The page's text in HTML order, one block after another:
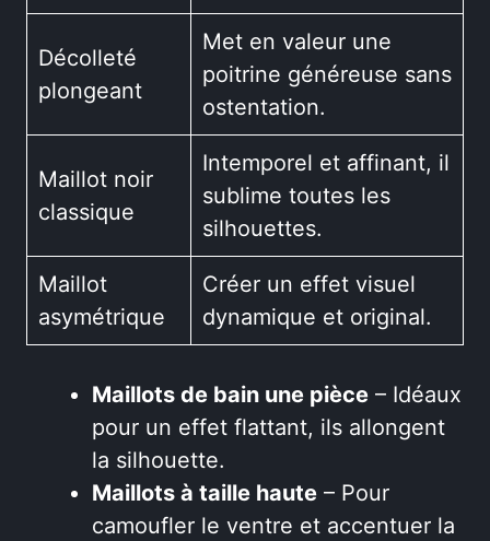
Décolleté
plongeant
Met en valeur une
poitrine généreuse sans
ostentation.
Maillot noir
classique
Intemporel et affinant, il
sublime toutes les
silhouettes.
Maillot
asymétrique
Créer un effet visuel
dynamique et original.
Maillots de bain une pièce – Idéaux
pour un effet flattant, ils allongent
la silhouette.
Maillots à taille haute – Pour
camoufler le ventre et accentuer la